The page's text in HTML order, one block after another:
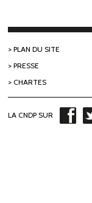
PLAN DU SITE
PRESSE
CHARTES
LA CNDP SUR